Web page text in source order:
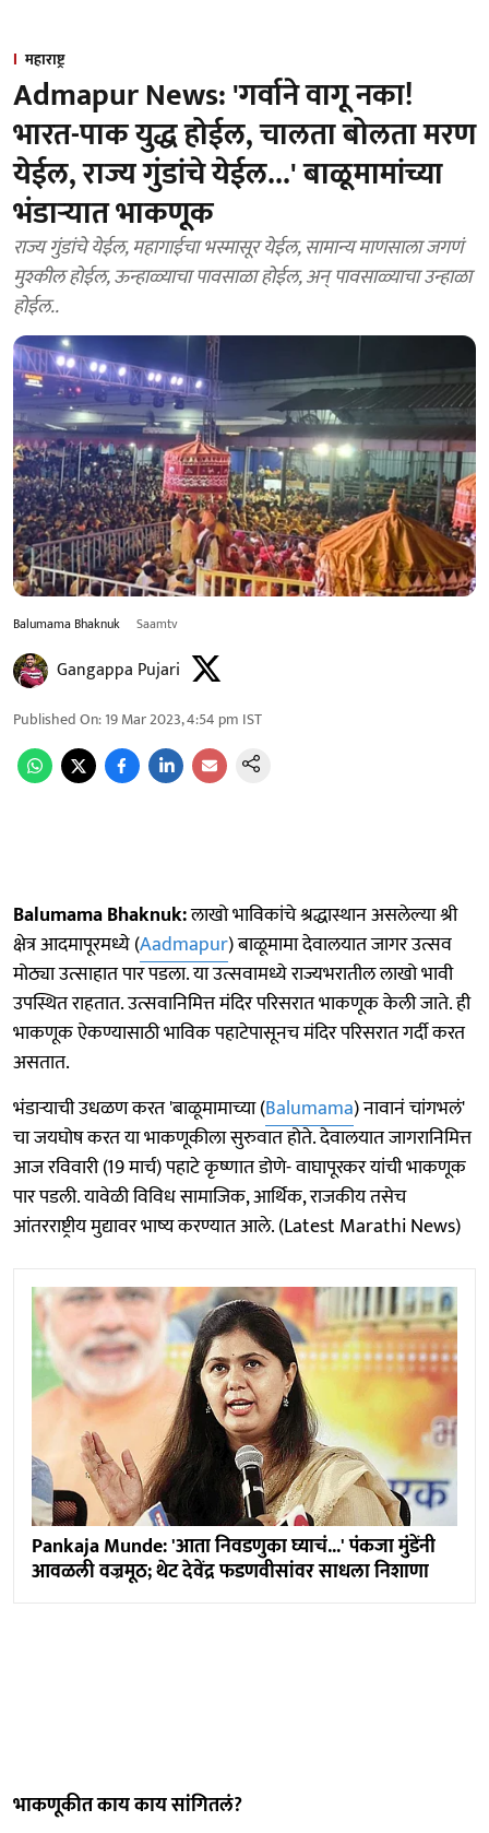
महाराष्ट्र
Admapur News: 'गर्वाने वागू नका!
भारत-पाक युद्ध होईल, चालता बोलता मरण
येईल, राज्य गुंडांचे येईल...' बाळूमामांच्या
भंडाऱ्यात भाकणूक
राज्य गुंडांचे येईल, महागाईचा भस्मासूर येईल, सामान्य माणसाला जगणं
मुश्कील होईल, ऊन्हाळ्याचा पावसाळा होईल, अन् पावसाळ्याचा उन्हाळा
होईल..
Balumama Bhaknuk Saamtv
Gangappa Pujari
Published On:19 Mar 2023, 4:54 pm IST
Balumama Bhaknuk:लाखो भाविकांचे श्रद्धास्थान असलेल्या श्री
क्षेत्र आदमापूरमध्ये (Aadmapur) बाळूमामा देवालयात जागर उत्सव
मोठ्या उत्साहात पार पडला. या उत्सवामध्ये राज्यभरातील लाखो भावी
उपस्थित राहतात. उत्सवानिमित्त मंदिर परिसरात भाकणूक केली जाते. ही
भाकणूक ऐकण्यासाठी भाविक पहाटेपासूनच मंदिर परिसरात गर्दी करत
असतात.
भंडाऱ्याची उधळण करत 'बाळूमामाच्या (Balumama) नावानं चांगभलं'
चा जयघोष करत या भाकणूकीला सुरुवात होते. देवालयात जागरानिमित्त
आज रविवारी (19 मार्च) पहाटे कृष्णात डोणे- वाघापूरकर यांची भाकणूक
पार पडली. यावेळी विविध सामाजिक, आर्थिक, राजकीय तसेच
आंतरराष्ट्रीय मुद्यावर भाष्य करण्यात आले. (Latest Marathi News)
Pankaja Munde: 'आता निवडणुका घ्याचं...' पंकजा मुंडेंनी
आवळली वज्रमूठ; थेट देवेंद्र फडणवीसांवर साधला निशाणा
भाकणूकीत काय काय सांगितलं?